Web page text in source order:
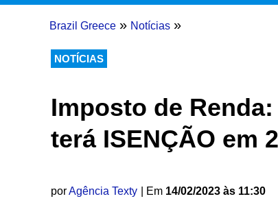
Brazil Greece » Notícias »
NOTÍCIAS
Imposto de
terá ISENÇÃO em
porAgência Texty | Em 14/02/2023 às 11:30